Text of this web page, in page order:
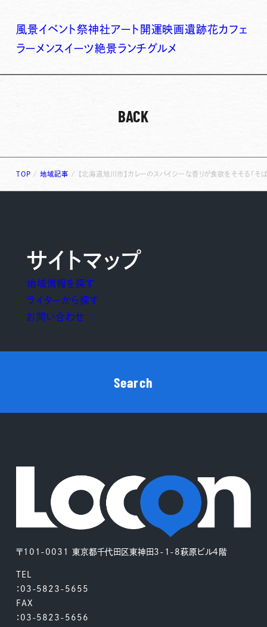
風景イベント祭神社アート 開運映画遺跡花カフェ
ラーメンスイーツ絶景ランチグルメ
BACK
TOP /地域記事 / 【北海道旭川市】カレーのスパイシーな香りが食欲をそそる「
〒101-0031 東京都千代田区東神田3-1-8萩原ビル4階
TEL
：03-5823-5655
FAX
：03-5823-5656
サイトマップ
地域情報を探す
ライターから探す
お問い合わせ
Search